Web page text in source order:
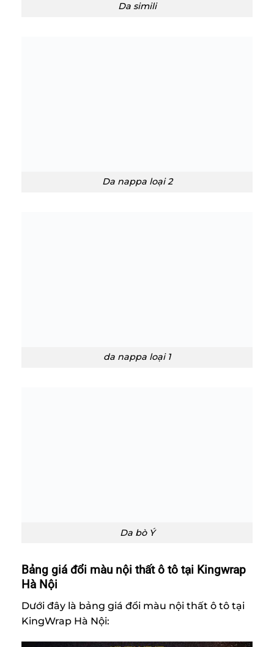
Da simili
Da nappa loại 2
da nappa loại 1
Da bò Ý
Bảng giá đổi màu nội thất ô tô tại Kingwrap
Hà Nội
Dưới đây là bảng giá đổi màu nội thất ô tô tại
KingWrap Hà Nội: